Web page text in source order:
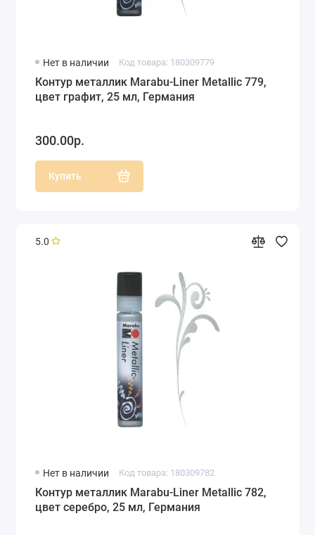
Нет в наличии Код товара: 180309779
Контур металлик Marabu-Liner Metallic 779,
цвет графит, 25 мл, Германия
300.00р.
Купить
5.0
Нет в наличии Код товара: 180309782
Контур металлик Marabu-Liner Metallic 782,
цвет серебро, 25 мл, Германия